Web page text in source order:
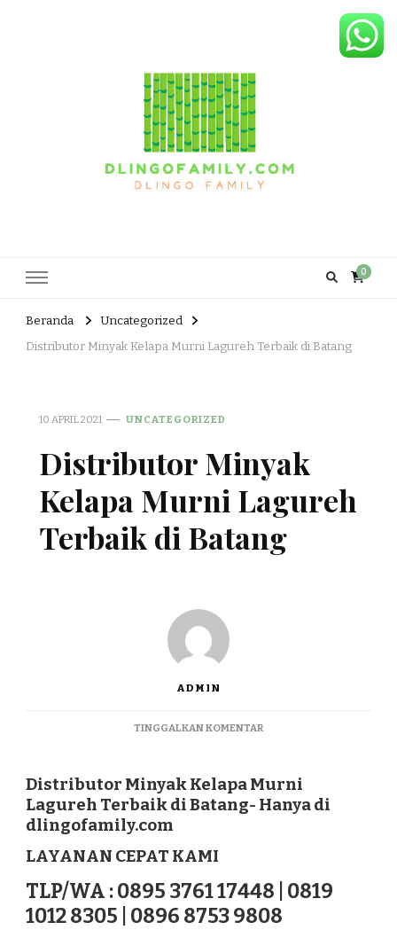
0
Beranda
Uncategorized
Distributor Minyak Kelapa Murni Lagureh Terbaik di Batang
10 APRIL 2021 UNCATEGORIZED
Distributor Minyak
Kelapa Murni Lagureh
Terbaik di Batang
ADMIN
TINGGALKAN KOMENTARPADA
KELAPA
MURNI
LAGUREH
Distributor Minyak Kelapa Murni
Lagureh Terbaik di Batang- Hanya di
dlingofamily.com
LAYANAN CEPAT KAMI
TLP/WA : 0895 3761 17448 | 0819
1012 8305 | 0896 8753 9808